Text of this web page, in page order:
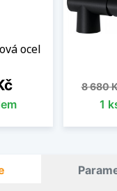
ocel
Běžná
8 680
1